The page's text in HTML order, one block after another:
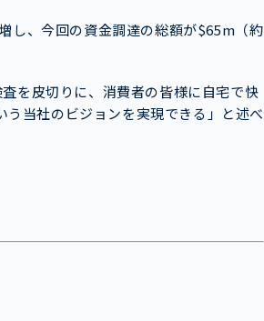
し、今回の資金調達の総額が$65m（約
を皮切りに、消費者の皆様に自宅で快
当社のビジョンを実現できる」と述べ